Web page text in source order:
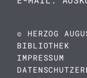
© HERZOG
BIBLIOTHEK
IMPRESSUM